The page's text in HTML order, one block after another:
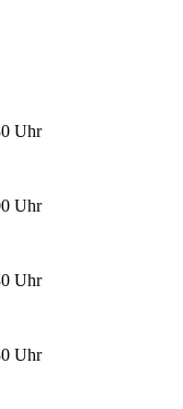
Uhr
Uhr
Uhr
Uhr